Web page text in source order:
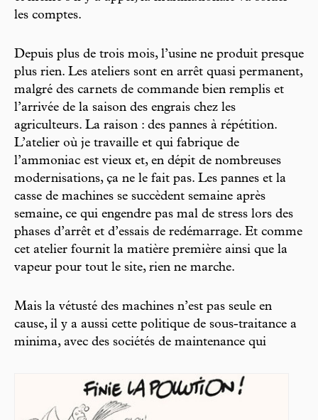
les comptes.
Depuis plus de trois mois, l’usine ne produit presque
plus rien. Les ateliers sont en arrêt quasi permanent,
malgré des carnets de commande bien remplis et
l’arrivée de la saison des engrais chez les
agriculteurs. La raison : des pannes à répétition.
L’atelier où je travaille et qui fabrique de
l’ammoniac est vieux et, en dépit de nombreuses
modernisations, ça ne le fait pas. Les pannes et la
casse de machines se succèdent semaine après
semaine, ce qui engendre pas mal de stress lors des
phases d’arrêt et d’essais de redémarrage. Et comme
cet atelier fournit la matière première ainsi que la
vapeur pour tout le site, rien ne marche.
Mais la vétusté des machines n’est pas seule en
cause, il y a aussi cette politique de sous-traitance a
minima, avec des sociétés de maintenance qui